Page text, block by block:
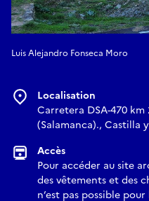
Luis Alejandro Fonseca Moro
Localisation
Carretera DSA-470 km
(Salamanca)., Castilla
Accès
Pour accéder au site
des vêtements et des
n’est pas possible